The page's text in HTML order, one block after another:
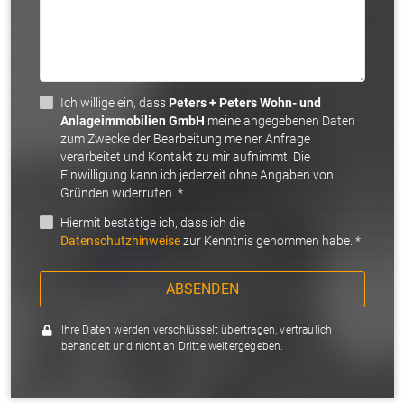
Ich willige ein, dassPeters + Peters Wohn- und
Anlageimmobilien GmbH meine angegebenen Daten
zum Zwecke der Bearbeitung meiner Anfrage
verarbeitet und Kontakt zu mir aufnimmt. Die
Einwilligung kann ich jederzeit ohne Angaben von
Gründen widerrufen. *
Hiermit bestätige ich, dass ich die
Datenschutzhinweisezur Kenntnis genommen habe. *
ABSENDEN
Ihre Daten werden verschlüsselt übertragen, vertraulich
behandelt und nicht an Dritte weitergegeben.